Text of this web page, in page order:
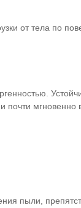
от тела по
почти мгновенно
пыли,